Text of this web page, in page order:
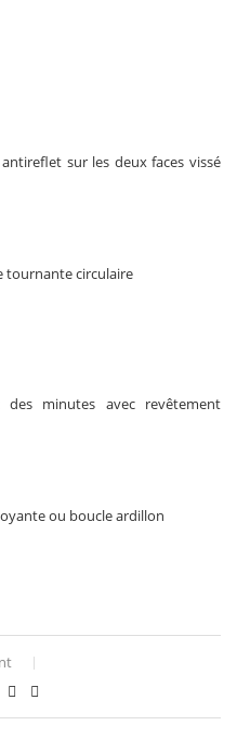
sur les deux faces vissé
tournante circulaire
minutes avec revêtement
ou boucle ardillon